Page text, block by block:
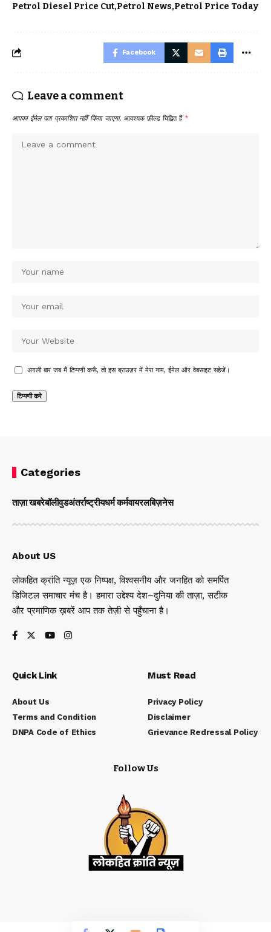
Petrol Diesel Price Cut Petrol News Petrol Price Today
Facebook
Leave a comment
आपका ईमेल पता प्रकाशित नहीं किया जाएगा. आवश्यक फ़ील्ड चिह्नित हैं *
अगली बार जब मैं टिप्पणी करूँ, तो इस ब्राउज़र में मेरा नाम, ईमेल और वेबसाइट सहेजें।
Categories
ताज़ा खबरेबॉलीवुडअंतर्राष्ट्रीयधर्म कर्मवायरलबिज़नेस
About US
लोकहित क्रांति न्यूज़ एक निष्पक्ष, विश्वसनीय और जनहित को समर्पित
डिजिटल समाचार मंच है। हमारा उद्देश्य देश–दुनिया की ताज़ा, सटीक
और प्रमाणिक ख़बरें आप तक तेज़ी से पहुँचाना है।
Quick Link
About Us
Terms and Condition
DNPA Code of Ethics
Must Read
Privacy Policy
Disclaimer
Grievance Redressal Policy
Follow Us